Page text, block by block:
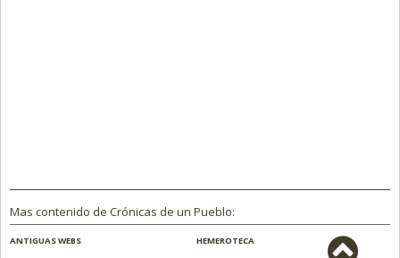
Mas contenido de Crónicas de un Pueblo:
ANTIGUAS WEBS
HEMEROTECA